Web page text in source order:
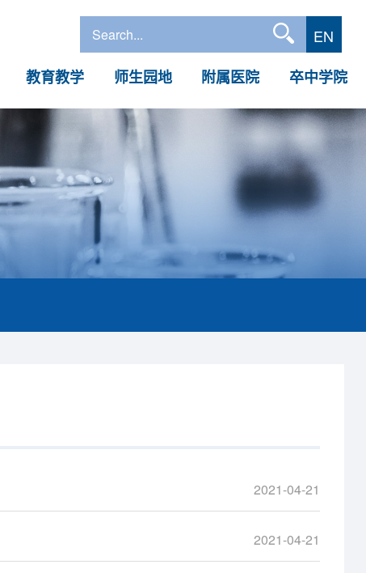
EN
教育教学 师生园地 附属医院 卒中学院
2021-04-21
2021-04-21